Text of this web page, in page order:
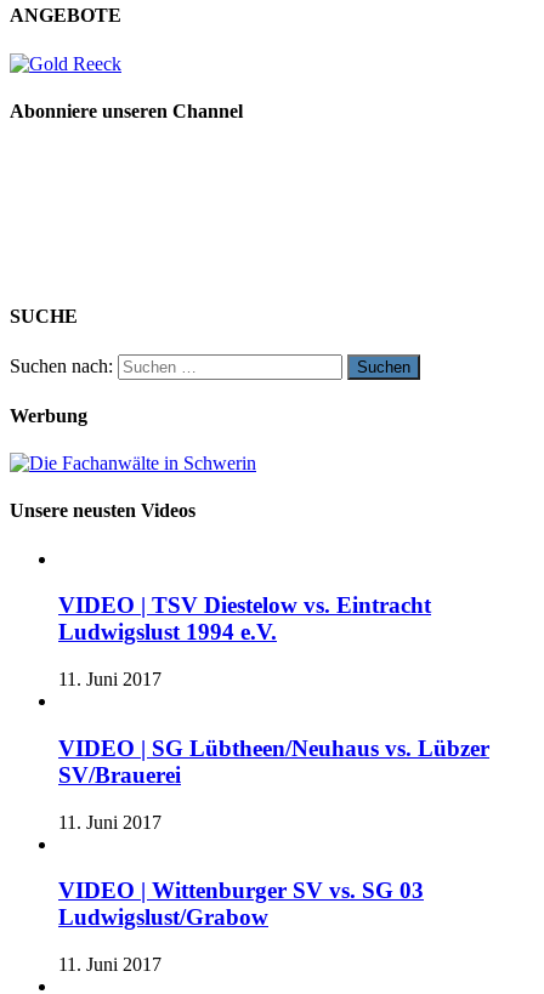
ANGEBOTE
Abonniere unseren Channel
SUCHE
Suchen nach:
Werbung
Unsere neusten Videos
VIDEO | TSV Diestelow vs. Eintracht
Ludwigslust 1994 e.V.
11. Juni 2017
VIDEO | SG Lübtheen/Neuhaus vs. Lübzer
SV/Brauerei
11. Juni 2017
VIDEO | Wittenburger SV vs. SG 03
Ludwigslust/Grabow
11. Juni 2017